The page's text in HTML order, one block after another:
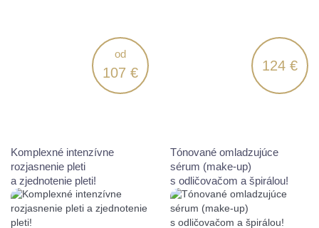
od
107 € 124 €
Komplexné intenzívne
rozjasnenie pleti
a zjednotenie pleti!
Tónované omladzujúce
sérum (make-up)
s odličovačom a špirálou!